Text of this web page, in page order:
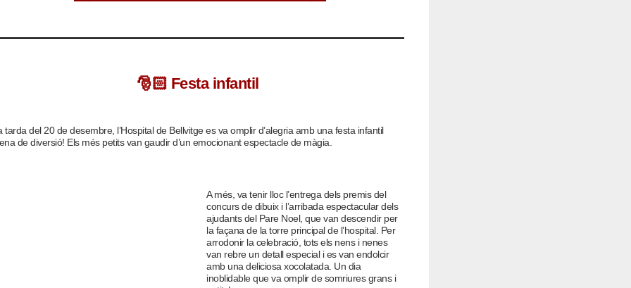
🎅🏻 Festa infantil
tarda del 20 de desembre, l’Hospital de Bellvitge es va omplir d’alegria amb una festa infantil
de diversió! Els més petits van gaudir d’un emocionant espectacle de màgia.
A més, va tenir lloc l’entrega dels premis del
concurs de dibuix i l’arribada espectacular dels
ajudants del Pare Noel, que van descendir per
la façana de la torre principal de l’hospital. Per
arrodonir la celebració, tots els nens i nenes
van rebre un detall especial i es van endolcir
amb una deliciosa xocolatada. Un dia
inoblidable que va omplir de somriures grans i